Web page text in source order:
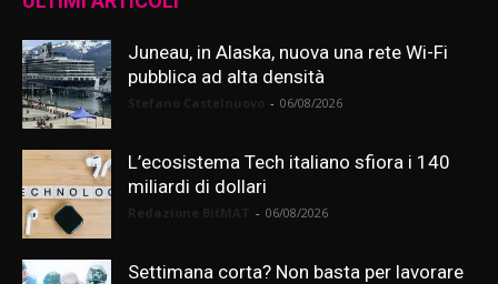
Juneau, in Alaska, nuova una rete Wi-Fi
pubblica ad alta densità
- 06/08/2026
L’ecosistema Tech italiano sfiora i 140
miliardi di dollari
- 06/08/2026
Settimana corta? Non basta per lavorare